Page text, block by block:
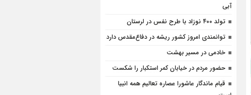
آبی
تولد ۴۰۰ نوزاد با طرح نفس در لرستان
توانمندی امروز کشور ریشه در دفاع‌مقدس دارد
خادمی در مسیر بهشت
حضور مردم در خیابان کمر استکبار را شکست
قیام ماندگار عاشورا عصاره تعالیم همه انبیا